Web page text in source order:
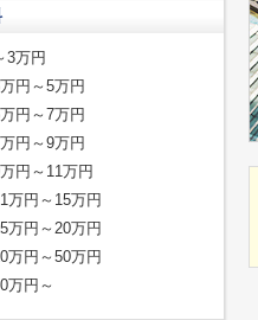
3万円
円～5万円
円～7万円
円～9万円
円～11万円
万円～15万円
万円～20万円
万円～50万円
万円～